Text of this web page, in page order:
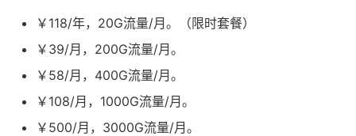
￥118/年，20G流量/月。（限时套餐）
￥39/月，200G流量/月。
￥58/月，400G流量/月。
￥108/月，1000G流量/月。
￥500/月，3000G流量/月。